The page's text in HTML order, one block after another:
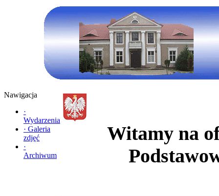
Nawigacja
·
Wydarzenia
· Galeria
zdjęć
·
Archiwum
Witamy na